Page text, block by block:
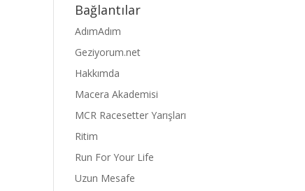
Bağlantılar
AdımAdım
Geziyorum.net
Hakkımda
Macera Akademisi
MCR Racesetter Yarışları
Ritim
Run For Your Life
Uzun Mesafe